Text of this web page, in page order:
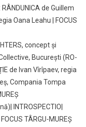
de Guillem
Oana Leahu | FOCUS
concept și
București (RO-
de Ivan Vîrîpaev, regia
Compania Tompa
INTROSPECTIO|
TÂRGU-MUREȘ